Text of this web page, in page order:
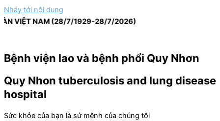
Nhảy tới nội dung
VIỆT NAM (28/7/1929-28/7/2026)
Bệnh viện lao và bệnh phổi Quy Nhơn
Quy Nhon tuberculosis and lung disease
hospital
Sức khỏe của bạn là sứ mệnh của chúng tôi